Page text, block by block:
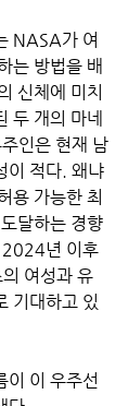
NASA가 여
는 방법을 배
신체에 미치
두 개의 마네
인은 현재 남
이 적다. 왜냐
용 가능한 최
달하는 경향
2024년 이후
여성과 유
기대하고 있
이 이 우주선